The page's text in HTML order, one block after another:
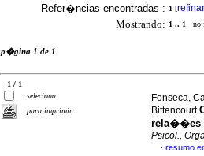
Refer�ncias encontradas : 1 [refinar
Mostrando: 1 .. 1 no
p�gina 1 de 1
1 / 1
seleciona
para imprimir
Fonseca,
Bittencourt
rela��es
Psicol.,
· resumo